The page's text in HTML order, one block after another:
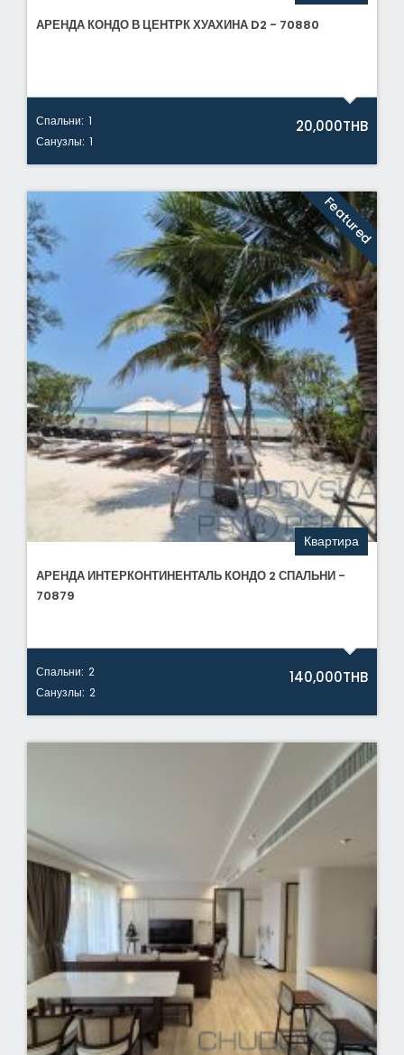
АРЕНДА КОНДО В ЦЕНТРК ХУАХИНА D2 - 70880
Спальни: 1
Санузлы: 1
20,000THB
Featured
Квартира
АРЕНДА ИНТЕРКОНТИНЕНТАЛЬ КОНДО 2 СПАЛЬНИ -
70879
Спальни: 2
Санузлы: 2
140,000THB